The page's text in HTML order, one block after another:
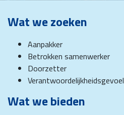
Wat we zoeken
Aanpakker
Betrokken samenwerker
Doorzetter
Verantwoordelijkheidsgevoel
Wat we bieden